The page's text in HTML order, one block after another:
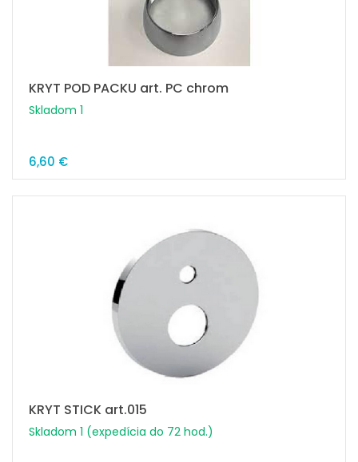
KRYT POD PACKU art. PC chrom
Skladom 1
6,60 €
KRYT STICK art.015
Skladom 1 (expedícia do 72 hod.)